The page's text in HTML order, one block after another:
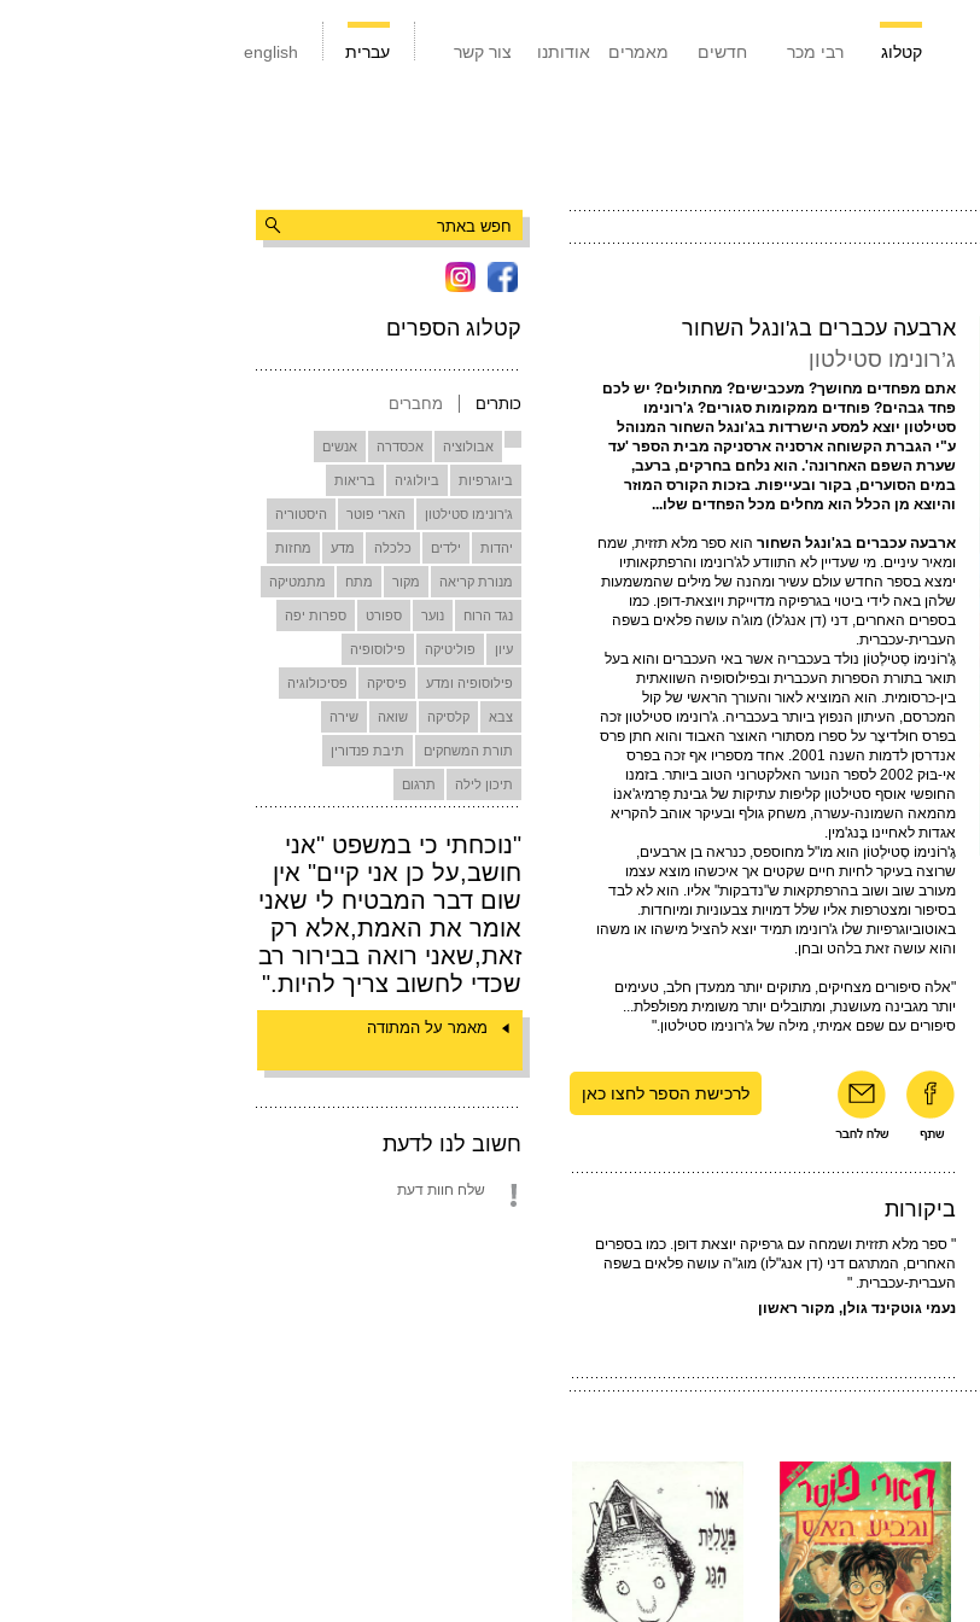
english עברית צור קשר אודותנו מאמרים חדשים רבי מכר קטלוג
קטלוג הספרים
כותרים מחברים
אבולוציה אכסדרה אנשים
ביוגרפיות ביולוגיה בריאות
ג'רונימו סטילטון הארי פוטר היסטוריה
יהדות ילדים כלכלה מדע מחזות
מנורת קריאה מקור מתח מתמטיקה
נגד הרוח נוער ספורט ספרות יפה
עיון פוליטיקה פילוסופיה
פילוסופיה ומדע פיסיקה פסיכולוגיה
צבא קלסיקה שואה שירה
תורת המשחקים תיבת פנדורין
תיכון לילה תרגום
"נוכחתי כי במשפט "אני
חושב,על כן אני קיים" אין
שום דבר המבטיח לי שאני
אומר את האמת,אלא רק
זאת,שאני רואה בבירור רב
שכדי לחשוב צריך להיות."
מאמר על המתודה
חשוב לנו לדעת
שלח חוות דעת
ארבעה עכברים בג'ונגל השחור
ג’רונימו סטילטון
אתם מפחדים מחושך? מעכבישים? מחתולים? יש לכם
פחד גבהים? פוחדים ממקומות סגורים? ג'רונימו
סטילטון יוצא למסע הישרדות בג'ונגל השחור המנוהל
ע"י הגברת הקשוחה ארסניה ארסניקה מבית הספר 'עד
שערת השפם האחרונה'. הוא נלחם בחרקים, ברעב,
במים הסוערים, בקור ובעייפות. בזכות הקורס המוזר
והיוצא מן הכלל הוא מחלים מכל הפחדים שלו...
ארבעה עכברים בג'ונגל השחור הוא ספר מלא תזזית, שמח
ומאיר עיניים. מי שעדיין לא התוודע לג'רונימו והרפתקאותיו
ימצא בספר החדש עולם עשיר ומהנה של מילים שהמשמעות
שלהן באה לידי ביטוי בגרפיקה מדוייקת ויוצאת-דופן. כמו
בספרים האחרים, דני (דן אנג'לו) מוג'ה עושה פלאים בשפה
העברית-עכברית.
גֶ'רוֹנימוֹ סְטילְטוֹן נולד בעכבריה אשר באי העכברים והוא בעל
תואר בתורת הספרות העכברית ובפילוסופיה השוואתית
בין-כרסומית. הוא המוציא לאור והעורך הראשי של קול
המכרסם, העיתון הנפוץ ביותר בעכבריה. ג'רונימו סטילטון זכה
בפרס חוּלדיצֶר על ספרו מסתורי האוצר האבוד והוא חתן פרס
אנדרסן לדמות השנה 2001. אחד מספריו אף זכה בפרס
אי-בּוּק 2002 לספר הנוער האלקטרוני הטוב ביותר. בזמנו
החופשי אוסף סטילטון קליפות עתיקות של גבינת פַּרמיג'אנוֹ
מהמאה השמונה-עשרה, משחק גולף ובעיקר אוהב להקריא
אגדות לאחיינו בֶּנג'מין.
גֶ'רוֹנימוֹ סְטילְטוֹן הוא מו"ל מחוספס, כנראה בן ארבעים,
שרוצה בעיקר לחיות חיים שקטים אך איכשהו מוצא עצמו
מעורב שוב ושוב בהרפתקאות ש"נדבקות" אליו. הוא לא לבד
בסיפור ומצטרפות אליו שלל דמויות צבעוניות ומיוחדות.
באוטוביוגרפיות שלו ג'רונימו תמיד יוצא להציל מישהו או משהו
והוא עושה זאת בלהט ובחן.
"אלה סיפורים מצחיקים, מתוקים יותר ממעדן חלב, טעימים
יותר מגבינה מעושנת, ומתובלים יותר משומית מפולפלת...
סיפורים עם שפם אמיתי, מילה של ג'רונימו סטילטון."
לרכישת הספר לחצו כאן
ביקורות
" ספר מלא תזזית ושמחה עם גרפיקה יוצאת דופן. כמו בספרים
האחרים, המתרגם דני (דן אנג"לו) מוג"ה עושה פלאים בשפה
העברית-עכברית. "
נעמי גוטקינד גולן, מקור ראשון